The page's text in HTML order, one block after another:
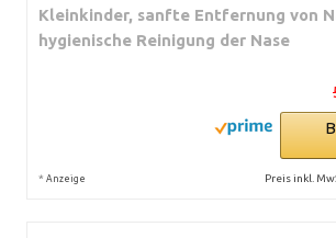
Kleinkinder, sanfte Entfernung von
hygienische Reinigung der Nase
* Anzeige Preis inkl.